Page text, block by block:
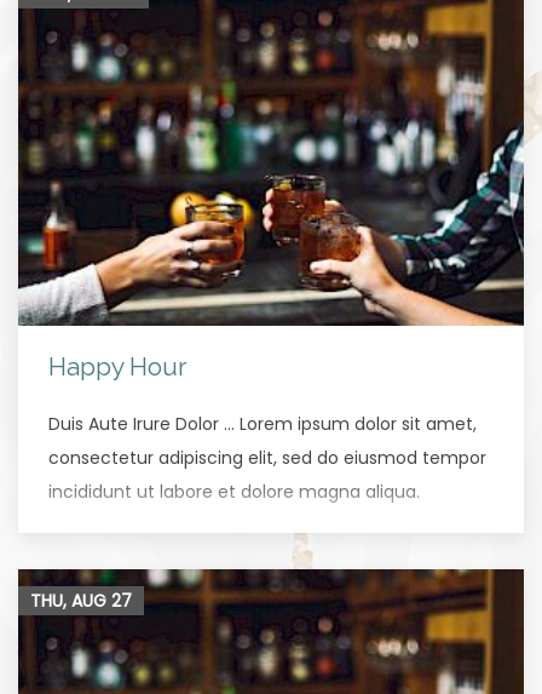
Happy Hour
Duis Aute Irure Dolor … Lorem ipsum dolor sit amet,
consectetur adipiscing elit, sed do eiusmod tempor
incididunt ut labore et dolore magna aliqua.
THU, AUG 27